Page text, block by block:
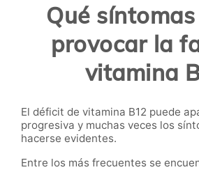
Qué
provocar la
vitamina
El déficit de vitamina B12 puede
progresiva y muchas veces los
hacerse evidentes.
Entre los más frecuentes se